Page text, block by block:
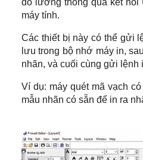
đo lường thông qua kết nối
máy tính.
Các thiết bị này có thể gửi
lưu trong bộ nhớ máy in,
nhãn, và cuối cùng gửi lệnh
Ví dụ: máy quét mã vạch
mẫu nhãn có sẵn để in ra